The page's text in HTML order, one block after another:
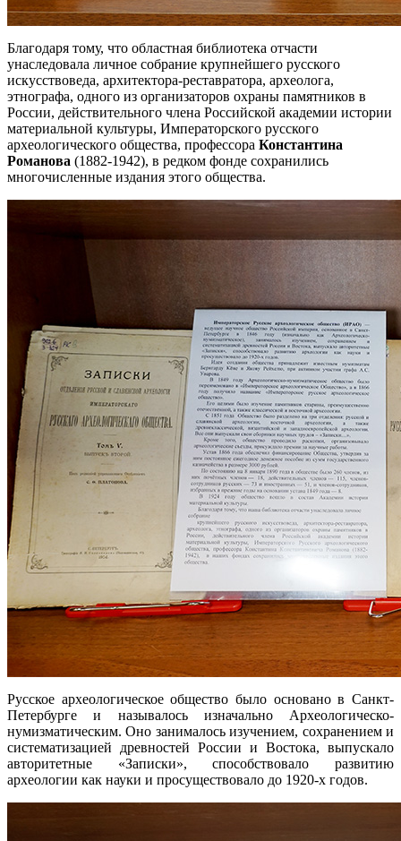
Благодаря тому, что областная библиотека отчасти
унаследовала личное собрание крупнейшего русского
искусствоведа, архитектора-реставратора, археолога,
этнографа, одного из организаторов охраны памятников в
России, действительного члена Российской академии истории
материальной культуры, Императорского русского
археологического общества, профессора Константина
Романова (1882-1942), в редком фонде сохранились
многочисленные издания этого общества.
Русское археологическое общество было основано в Санкт-
Петербурге и называлось изначально Археологическо-
нумизматическим. Оно занималось изучением, сохранением и
систематизацией древностей России и Востока, выпускало
авторитетные «Записки», способствовало развитию
археологии как науки и просуществовало до 1920-х годов.